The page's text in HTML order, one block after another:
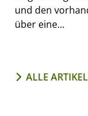
und den
über eine...
ALLE